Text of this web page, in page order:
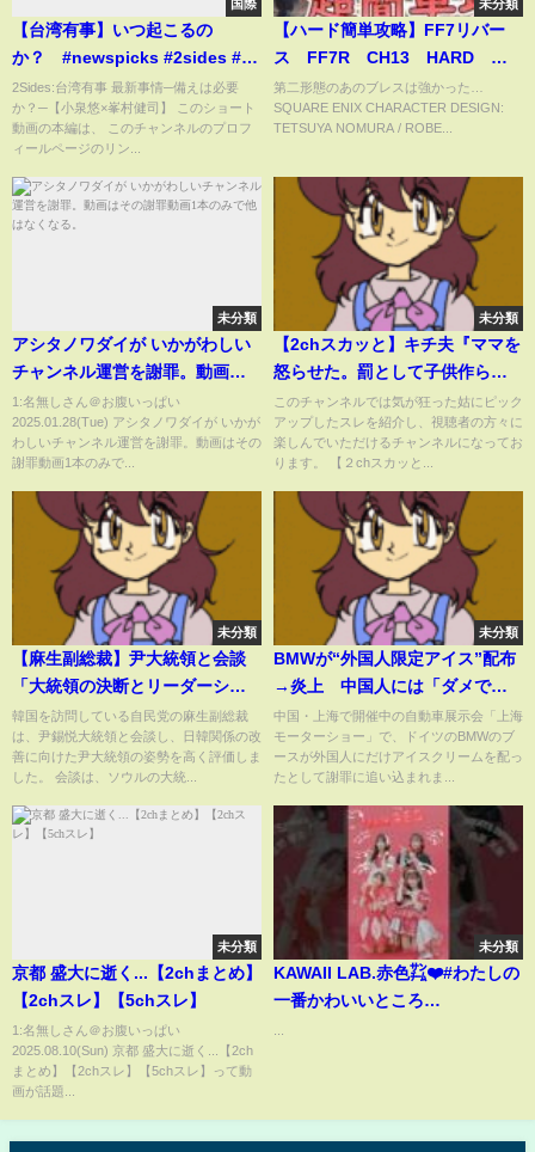
国際
【台湾有事】いつ起こるの
か？ #newspicks #2sides #加
藤浩次 #小泉悠 #峯村健司 #台湾
#台湾有事 #中国 #習近平 #アメ
リカ #国際情勢 #日本 #トランプ
2Sides:台湾有事 最新事情─備えは必要
か？─【小泉悠×峯村健司】 このショート
動画の本編は、 このチャンネルのプロフ
ィールページのリン...
未分類
【ハード簡単攻略】FF7リバー
ス FF7R CH13 HARD ブ
レスすら吐かせない レッドド
ラゴン戦 超簡単攻略
第二形態のあのブレスは強かった… ©
SQUARE ENIX CHARACTER DESIGN:
TETSUYA NOMURA / ROBE...
未分類
アシタノワダイが いかがわしい
チャンネル運営を謝罪。動画は
その謝罪動画1本のみで他はなく
なる。
1:名無しさん＠お腹いっぱい
2025.01.28(Tue) アシタノワダイが いかが
わしいチャンネル運営を謝罪。動画はその
謝罪動画1本のみで...
未分類
【2chスカッと】キチ夫『ママを
怒らせた。罰として子供作らな
いけどいいんだな？』離婚付き
の手紙を渡すと…【ゆっくり解
説】
このチャンネルでは気が狂った姑にピック
アップしたスレを紹介し、視聴者の方々に
楽しんでいただけるチャンネルになってお
ります。 【２chスカッと...
未分類
【麻生副総裁】尹大統領と会談
「大統領の決断とリーダーシッ
プに敬意」
韓国を訪問している自民党の麻生副総裁
は、尹錫悦大統領と会談し、日韓関係の改
善に向けた尹大統領の姿勢を高く評価しま
した。 会談は、ソウルの大統...
未分類
BMWが“外国人限定アイス”配布
→炎上 中国人には「ダメで
す」「配り終わった」 上海モ
ーターショー｜TBS NEWS DIG
中国・上海で開催中の自動車展示会「上海
モーターショー」で、ドイツのBMWのブ
ースが外国人にだけアイスクリームを配っ
たとして謝罪に追い込まれま...
未分類
京都 盛大に逝く...【2chまとめ】
【2chスレ】【5chスレ】
1:名無しさん＠お腹いっぱい
2025.08.10(Sun) 京都 盛大に逝く...【2ch
まとめ】【2chスレ】【5chスレ】って動
画が話題...
未分類
KAWAII LAB.赤色㌠❤️#わたしの
一番かわいいところ